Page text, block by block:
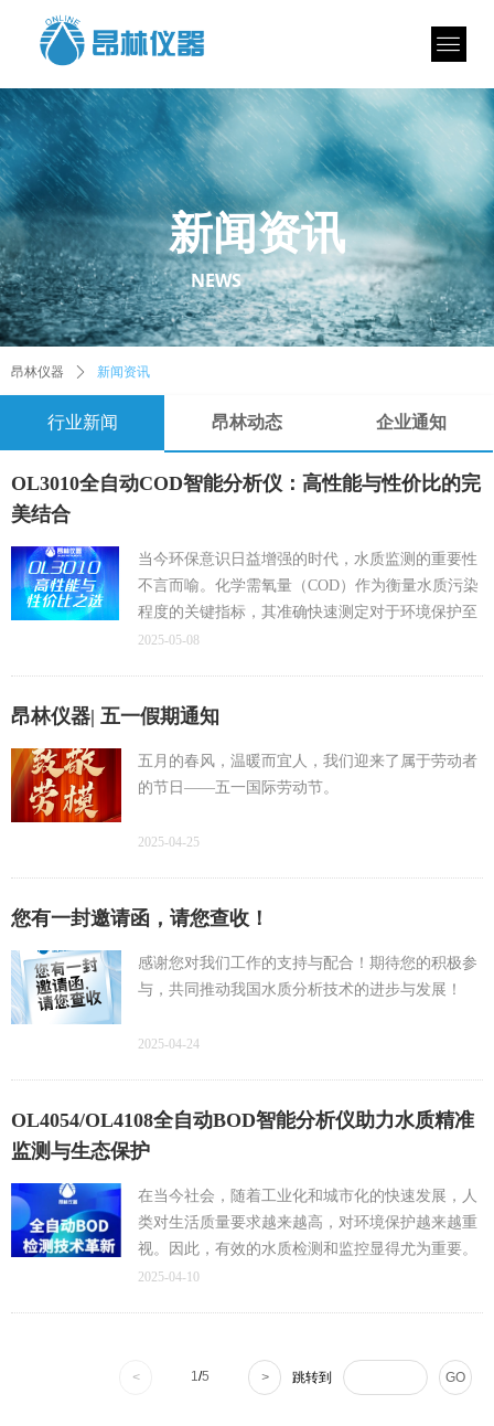
新闻资讯
NEWS
昂林仪器 ꄲ 新闻资讯
行业新闻 昂林动态 企业通知
OL3010全自动COD智能分析仪：高性能与性价比的完
美结合
当今环保意识日益增强的时代，水质监测的重要性
不言而喻。化学需氧量（COD）作为衡量水质污染
程度的关键指标，其准确快速测定对于环境保护至
关重要。为此，我们精心研发了OL3010全自动
2025-05-08
昂林仪器| 五一假期通知
五月的春风，温暖而宜人，我们迎来了属于劳动者
的节日——五一国际劳动节。
2025-04-25
您有一封邀请函，请您查收！
感谢您对我们工作的支持与配合！期待您的积极参
与，共同推动我国水质分析技术的进步与发展！
2025-04-24
OL4054/OL4108全自动BOD智能分析仪助力水质精准
监测与生态保护
在当今社会，随着工业化和城市化的快速发展，人
类对生活质量要求越来越高，对环境保护越来越重
视。因此，有效的水质检测和监控显得尤为重要。
生化需氧量（Biochemical Oxygen Demand，简称
2025-04-10
< 1/5 > 跳转到 GO